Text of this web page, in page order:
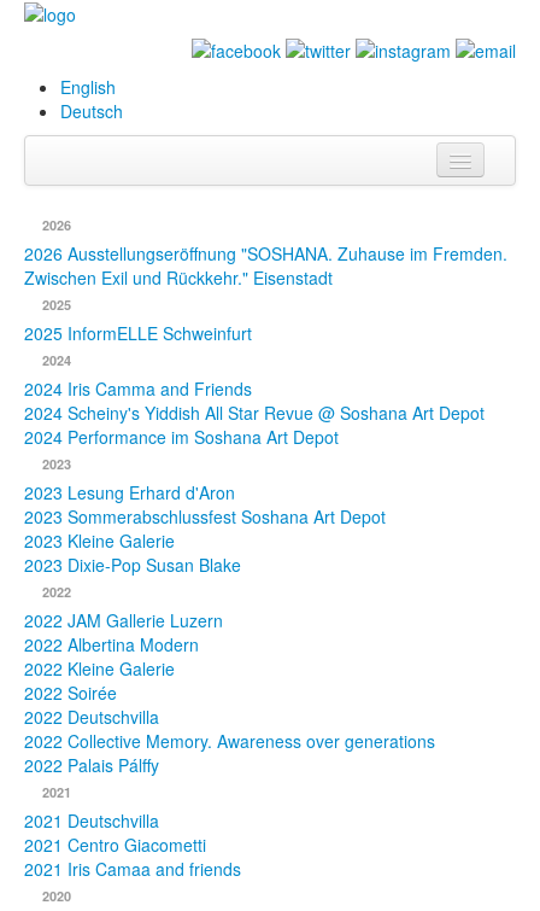
English
Deutsch
Biografie
Ausstellungen
& Projekte
Presse
Publikationen
Texte
Sammlungen
2026
2026 Ausstellungseröffnung "SOSHANA. Zuhause im Fremden.
Zwischen Exil und Rückkehr." Eisenstadt
2025
2025 InformELLE Schweinfurt
2024
2024 Iris Camma and Friends
2024 Scheiny's Yiddish All Star Revue @ Soshana Art Depot
2024 Performance im Soshana Art Depot
2023
2023 Lesung Erhard d'Aron
2023 Sommerabschlussfest Soshana Art Depot
2023 Kleine Galerie
2023 Dixie-Pop Susan Blake
2022
2022 JAM Gallerie Luzern
2022 Albertina Modern
2022 Kleine Galerie
2022 Soirée
2022 Deutschvilla
2022 Collective Memory. Awareness over generations
2022 Palais Pálffy
2021
2021 Deutschvilla
2021 Centro Giacometti
2021 Iris Camaa and friends
2020